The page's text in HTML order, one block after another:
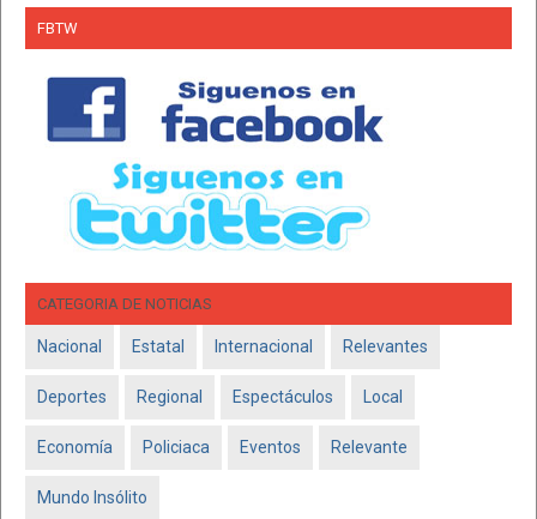
FBTW
CATEGORIA DE NOTICIAS
Nacional Estatal Internacional Relevantes
Deportes Regional Espectáculos Local
Economía Policiaca Eventos Relevante
Mundo Insólito